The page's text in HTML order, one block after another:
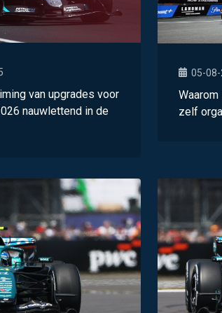
van upgrades voor
nauwlettend in de
05-08-
Waarom
zelf